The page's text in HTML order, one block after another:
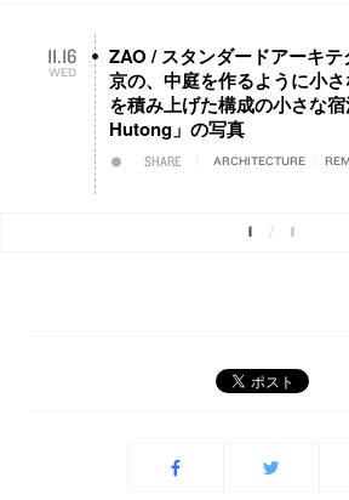
11.16
WED
ZAO / スタンダードアーキ
京の、中庭を作るように小
を積み上げた構成の小さな
Hutong」の写真
SHARE ARCHITECTURE
1 1